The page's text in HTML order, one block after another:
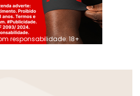
responsabilidade. 18+